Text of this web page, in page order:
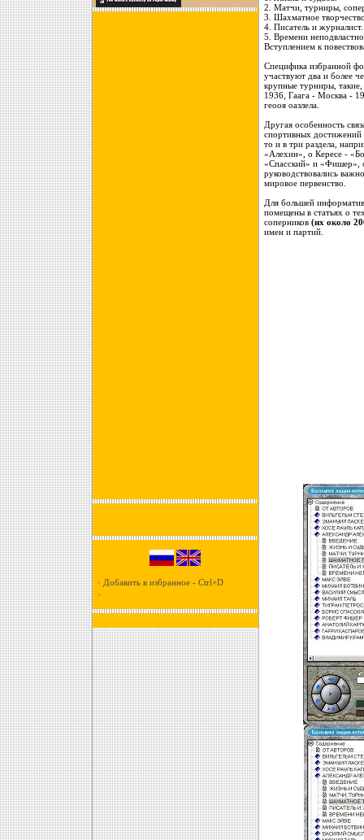
• Добавить в избранное - Ctrl+D
•
2. Матчи, турниры,
3. Шахматное
4. Писатель и журналист.
5. Времени
Вступлением к
Специфика избранной
участвуют два и более
крупные турниры,
1936, Гаага - Москва -
геооя оазлела.
Другая особенность
спортивных
то и в три раздела,
«Алехин», о Кересе -
«Спасский» и «Фишер»,
руководствовались
мировое первенство.
Для большей
помещены в статьях о
соперников(их около
имен и партий.